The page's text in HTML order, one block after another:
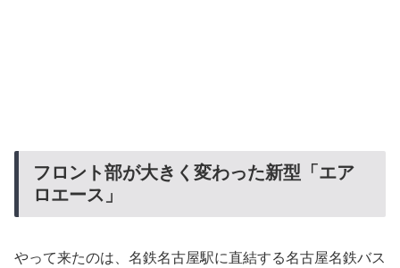
フロント部が大きく変わった新型「エア
ロエース」
やって来たのは、名鉄名古屋駅に直結する名古屋名鉄バス